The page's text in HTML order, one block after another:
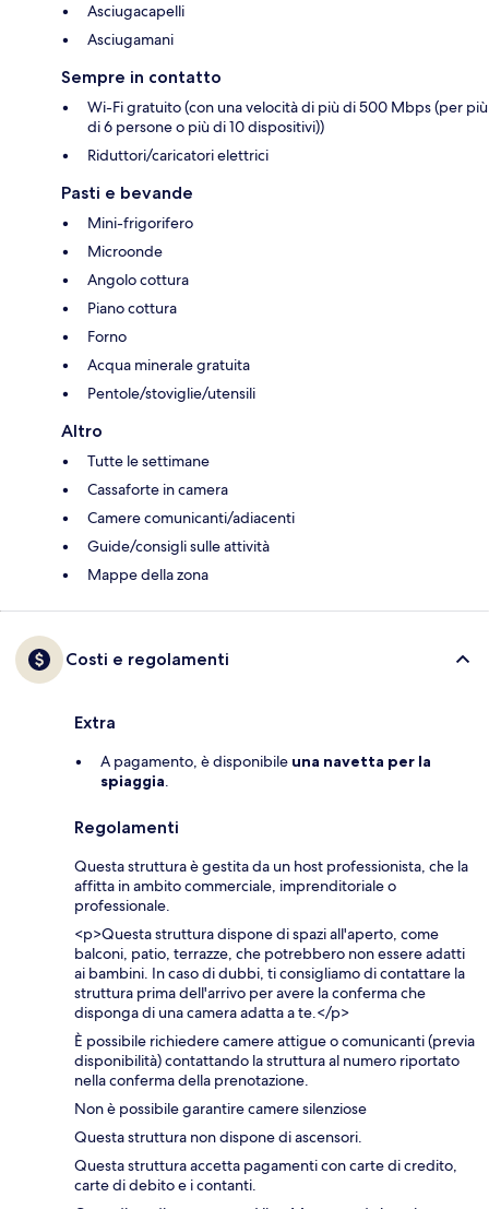
Asciugacapelli
Asciugamani
Sempre in contatto
Wi-Fi gratuito (con una velocità di più di 500 Mbps (per più
di 6 persone o più di 10 dispositivi))
Riduttori/caricatori elettrici
Pasti e bevande
Mini-frigorifero
Microonde
Angolo cottura
Piano cottura
Forno
Acqua minerale gratuita
Pentole/stoviglie/utensili
Altro
Tutte le settimane
Cassaforte in camera
Camere comunicanti/adiacenti
Guide/consigli sulle attività
Mappe della zona
Costi e regolamenti
Extra
A pagamento, è disponibile una navetta per la
spiaggia.
Regolamenti
Questa struttura è gestita da un host professionista, che la
affitta in ambito commerciale, imprenditoriale o
professionale.
<p>Questa struttura dispone di spazi all'aperto, come
balconi, patio, terrazze, che potrebbero non essere adatti
ai bambini. In caso di dubbi, ti consigliamo di contattare la
struttura prima dell'arrivo per avere la conferma che
disponga di una camera adatta a te.</p>
È possibile richiedere camere attigue o comunicanti (previa
disponibilità) contattando la struttura al numero riportato
nella conferma della prenotazione.
Non è possibile garantire camere silenziose
Questa struttura non dispone di ascensori.
Questa struttura accetta pagamenti con carte di credito,
carte di debito e i contanti.